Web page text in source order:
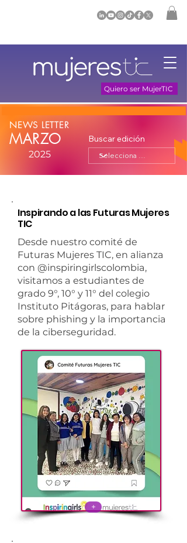
Quiero ser MujerTIC
NEWS LETTER
MARZO
2025
Buscar edición
Inspirando a las Futuras Mujeres
TIC
Desde nuestro comité de
Futuras Mujeres TIC, en alianza
con @inspiringirlscolombia,
visitamos a estudiantes de
grado 9°, 10° y 11° del colegio
Instituto Pitágoras, para hablar
sobre phishing y la importancia
de la ciberseguridad.
+